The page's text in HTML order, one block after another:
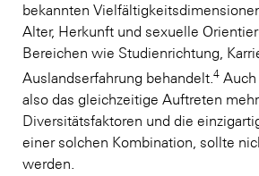
bekannten
Alter, Herkunft und sexuelle
Bereichen wie Studienrichtung,
Auslandserfahrung behandelt. 4 Auch
also das gleichzeitige Auftreten
Diversitätsfaktoren und die
einer solchen Kombination, sollte
werden.